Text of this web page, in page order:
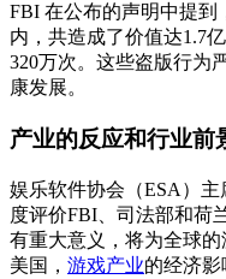
FBI 在公布的声明中提到
内，共造成了价值达1.7
320万次。这些盗版行为
康发展。
产业的反应和行业前
娱乐软件协会（ESA）主
度评价FBI、司法部和荷
有重大意义，将为全球
美国， 游戏产业的经济